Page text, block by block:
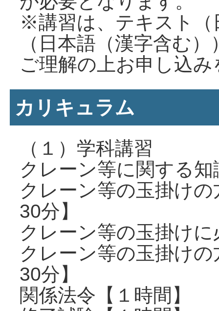
※講習は、テキスト（
（日本語（漢字含む
ご理解の上お申し込
カリキュラム
（１）学科講習
クレーン等に関する
クレーン等の玉掛け
30分】
クレーン等の玉掛け
クレーン等の玉掛け
30分】
関係法令【１時間】